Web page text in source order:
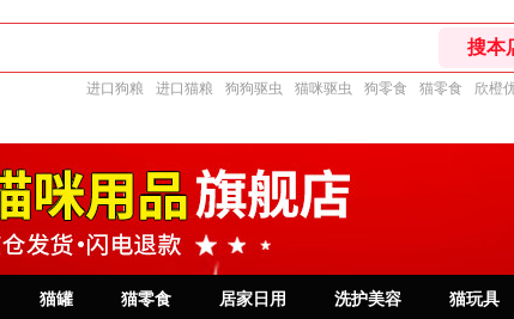
进口狗粮 进口猫粮 狗狗驱虫 猫咪驱虫 狗零食 猫零食 欣橙
猫罐 猫零食 居家日用 洗护美容 猫玩具